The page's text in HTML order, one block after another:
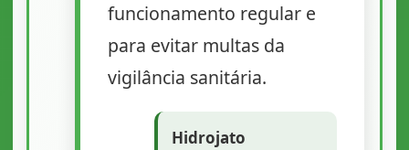
funcionamento regular e
para evitar multas da
vigilância sanitária.
Hidrojato